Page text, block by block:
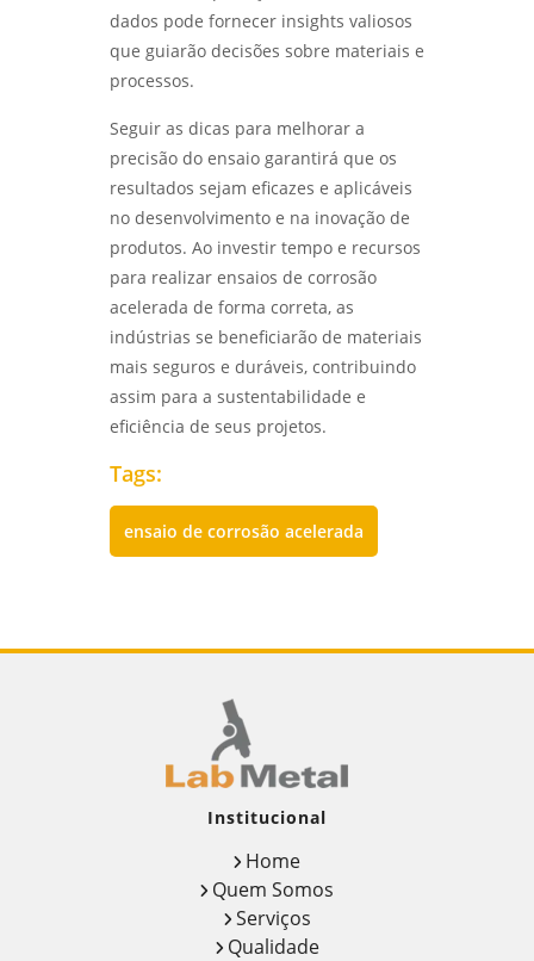
dados pode fornecer insights valiosos
que guiarão decisões sobre materiais e
processos.
Seguir as dicas para melhorar a
precisão do ensaio garantirá que os
resultados sejam eficazes e aplicáveis
no desenvolvimento e na inovação de
produtos. Ao investir tempo e recursos
para realizar ensaios de corrosão
acelerada de forma correta, as
indústrias se beneficiarão de materiais
mais seguros e duráveis, contribuindo
assim para a sustentabilidade e
eficiência de seus projetos.
Tags:
ensaio de corrosão acelerada
Institucional
Home
Quem Somos
Serviços
Qualidade